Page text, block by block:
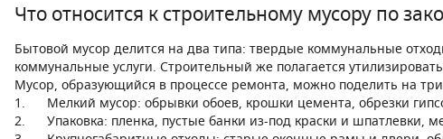
Что относится к строительному мусору по
Бытовой мусор делится на два типа: твердые коммунальные
коммунальные услуги. Строительный же полагается
Мусор, образующийся в процессе ремонта, можно поделить на
1. Мелкий мусор: обрывки обоев, крошки цемента, обрезки
2. Упаковка: пленка, пустые банки из-под краски и шпатлевки,